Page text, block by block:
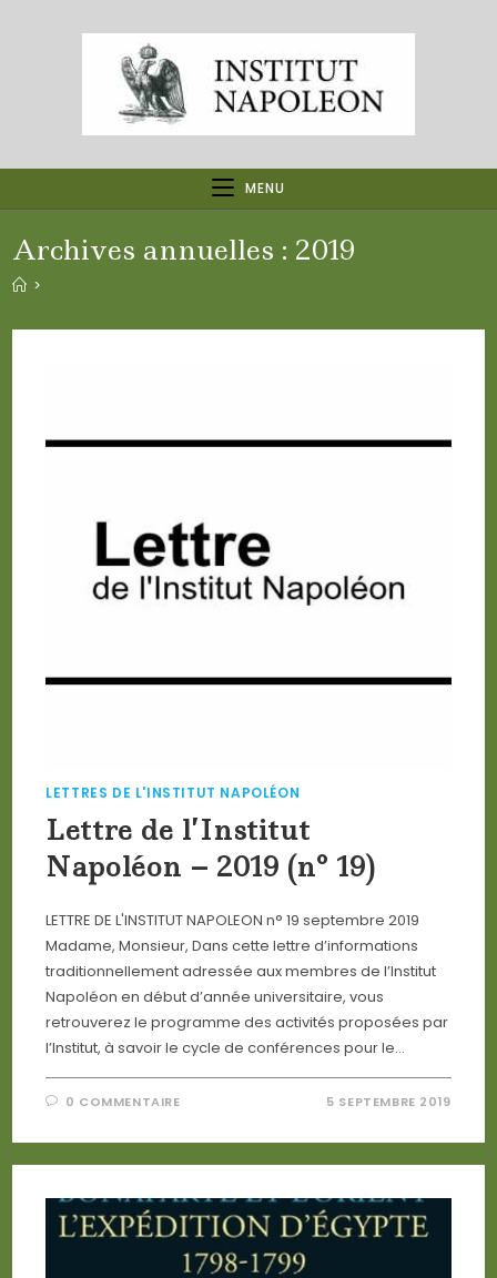
MENU
Archives annuelles : 2019
>
LETTRES DE L'INSTITUT NAPOLÉON
Lettre de l’Institut
Napoléon – 2019 (n° 19)
LETTRE DE L'INSTITUT NAPOLEON n° 19 septembre 2019
Madame, Monsieur, Dans cette lettre d’informations
traditionnellement adressée aux membres de l’Institut
Napoléon en début d’année universitaire, vous
retrouverez le programme des activités proposées par
l’Institut, à savoir le cycle de conférences pour le…
0 COMMENTAIRE 5 SEPTEMBRE 2019